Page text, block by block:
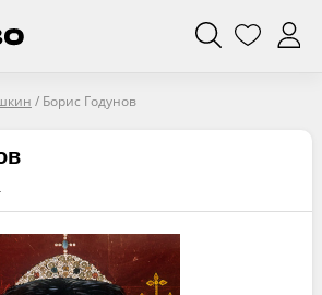
/ Борис Годунов